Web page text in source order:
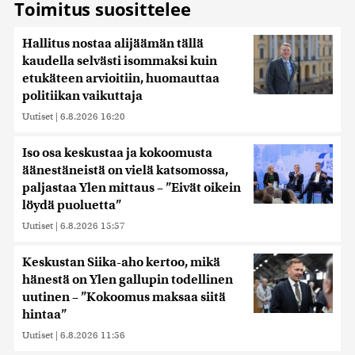
Toimitus suosittelee
Hallitus nostaa alijäämän tällä
kaudella selvästi isommaksi kuin
etukäteen arvioitiin, huomauttaa
politiikan vaikuttaja
Uutiset | 6.8.2026 16:20
Iso osa keskustaa ja kokoomusta
äänestäneistä on vielä katsomossa,
paljastaa Ylen mittaus – ”Eivät oikein
löydä puoluetta”
Uutiset | 6.8.2026 15:57
Keskustan Siika-aho kertoo, mikä
hänestä on Ylen gallupin todellinen
uutinen – ”Kokoomus maksaa siitä
hintaa”
Uutiset | 6.8.2026 11:56